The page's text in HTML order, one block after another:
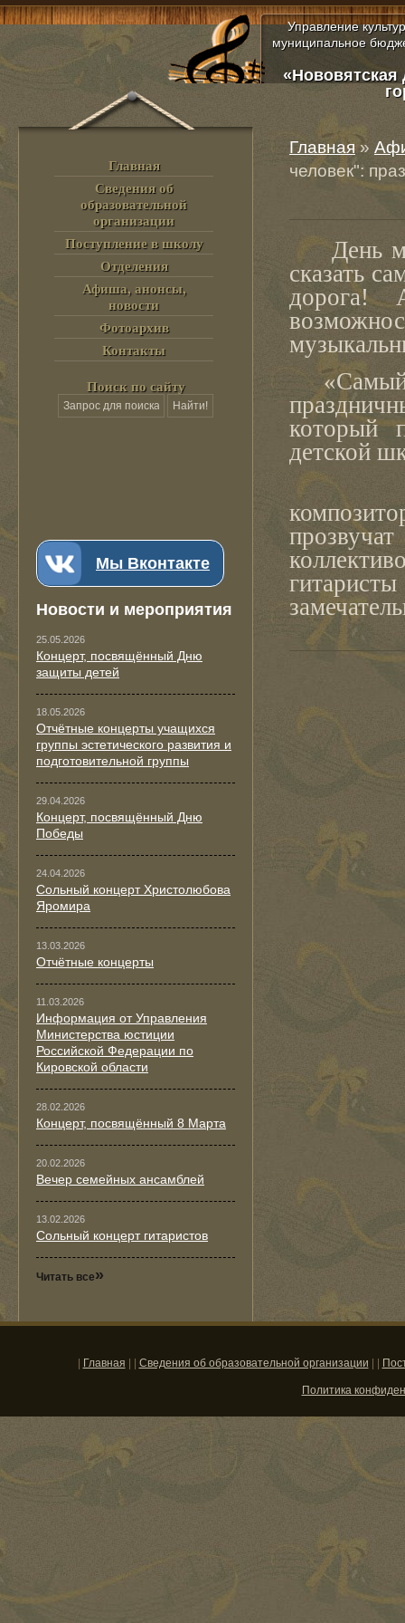
Главная
Сведения об
образовательной
организации
Поступление в школу
Отделения
Афиша, анонсы,
новости
Фотоархив
Контакты
Поиск по сайту
Мы Вконтакте
Новости и мероприятия
25.05.2026
Концерт, посвящённый Дню
защиты детей
18.05.2026
Отчётные концерты учащихся
группы эстетического развития и
подготовительной группы
29.04.2026
Концерт, посвящённый Дню
Победы
24.04.2026
Сольный концерт Христолюбова
Яромира
13.03.2026
Отчётные концерты
11.03.2026
Информация от Управления
Министерства юстиции
Российской Федерации по
Кировской области
28.02.2026
Концерт, посвящённый 8 Марта
20.02.2026
Вечер семейных ансамблей
13.02.2026
Сольный концерт гитаристов
Читать все»
Управление
муниципальное
«Нововятская
Главная»
человек":
День
сказать
дорога!
«Самый
который
детской
Главная Сведения об образовательной организации
Политика